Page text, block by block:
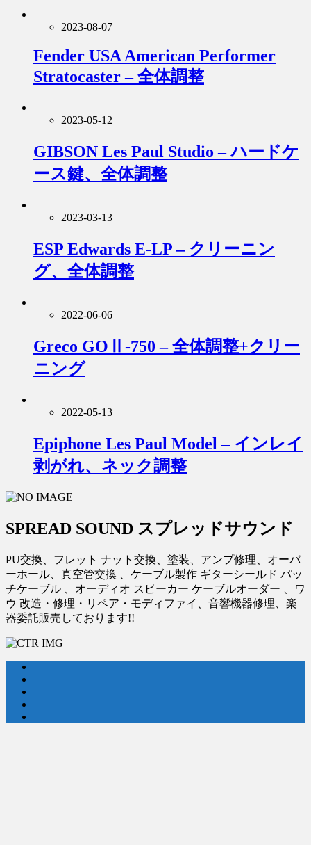
2023-08-07
Fender USA American Performer
Stratocaster – 全体調整
2023-05-12
GIBSON Les Paul Studio – ハードケ
ース鍵、全体調整
2023-03-13
ESP Edwards E-LP – クリーニン
グ、全体調整
2022-06-06
Greco GOⅡ-750 – 全体調整+クリー
ニング
2022-05-13
Epiphone Les Paul Model – インレイ
剥がれ、ネック調整
SPREAD SOUND スプレッドサウンド
PU交換、フレット ナット交換、塗装、アンプ修理、オーバ
ーホール、真空管交換 、ケーブル製作 ギターシールド パッ
チケーブル 、オーディオ スピーカー ケーブルオーダー 、ワ
ウ 改造・修理・リペア・モディファイ、音響機器修理、楽
器委託販売しております!!